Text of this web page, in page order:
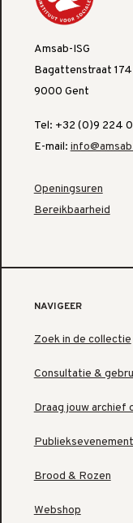
Amsab-ISG
Bagattenstraat 174
9000 Gent
Tel: +32 (0)9 224
E-mail:
Openingsuren
Bereikbaarheid
NAVIGEER
Zoek in de collectie
Consultatie &
Draag jouw archief
Brood & Rozen
Webshop